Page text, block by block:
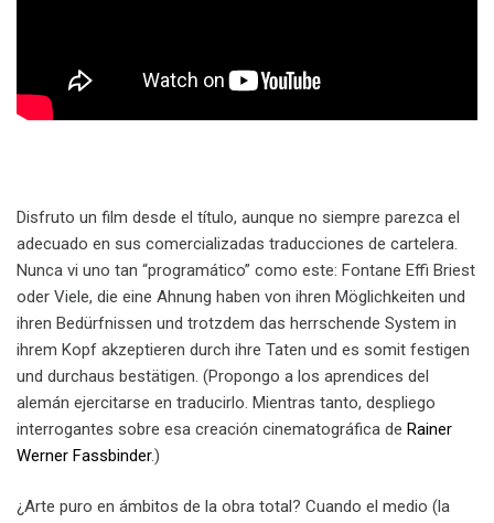
Disfruto un film desde el título, aunque no siempre parezca el
adecuado en sus comercializadas traducciones de cartelera.
Nunca vi uno tan “programático” como este: Fontane Effi Briest
oder Viele, die eine Ahnung haben von ihren Möglichkeiten und
ihren Bedürfnissen und trotzdem das herrschende System in
ihrem Kopf akzeptieren durch ihre Taten und es somit festigen
und durchaus bestätigen. (Propongo a los aprendices del
alemán ejercitarse en traducirlo. Mientras tanto, despliego
interrogantes sobre esa creación cinematográfica de Rainer
Werner Fassbinder.)
¿Arte puro en ámbitos de la obra total? Cuando el medio (la